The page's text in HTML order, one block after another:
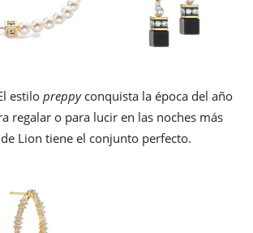
estilopreppy conquista la época del año
regalar o para lucir en las noches más
Lion tiene el conjunto perfecto.